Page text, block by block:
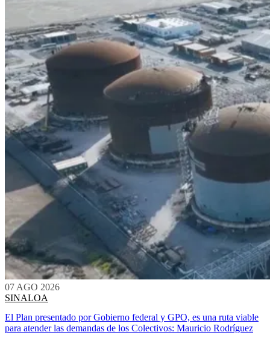
07 AGO 2026
SINALOA
El Plan presentado por Gobierno federal y GPO, es una ruta viable
para atender las demandas de los Colectivos: Mauricio Rodríguez